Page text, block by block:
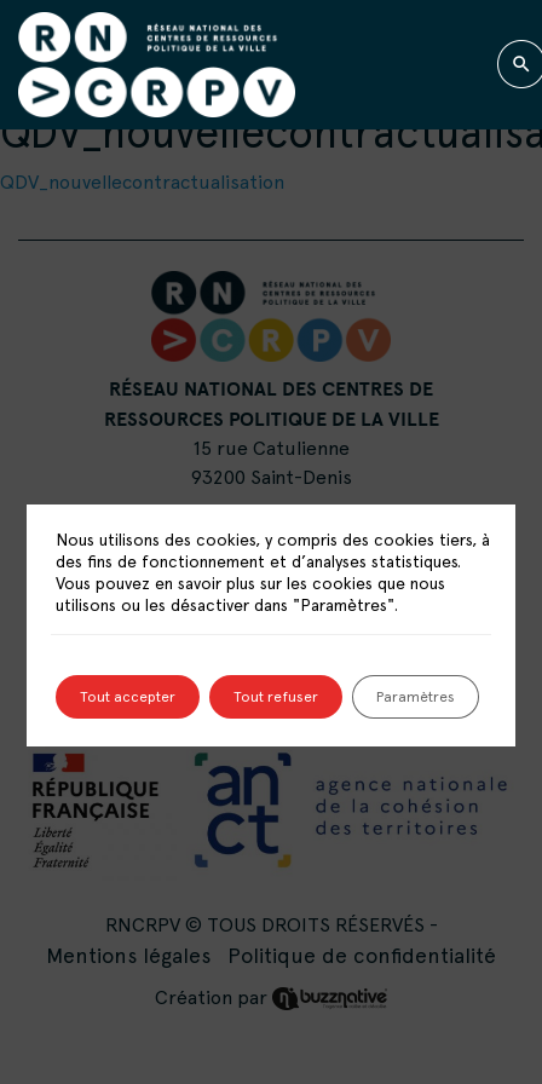
QDV_nouvellecontractualisation
RÉSEAU NATIONAL DES CENTRES DE
RESSOURCES POLITIQUE DE LA VILLE
15 rue Catulienne
93200 Saint-Denis
LE RÉSEAU
LES CRPV
PUBLICATIONS
CONTACT
RNCRPV © TOUS DROITS RÉSERVÉS -
Mentions légales Politique de confidentialité
Création par
Nous utilisons des cookies, y compris des cookies tiers, à
des fins de fonctionnement et d’analyses statistiques.
Vous pouvez en savoir plus sur les cookies que nous
utilisons ou les désactiver dans "Paramètres".
Tout accepter Tout refuser Paramètres